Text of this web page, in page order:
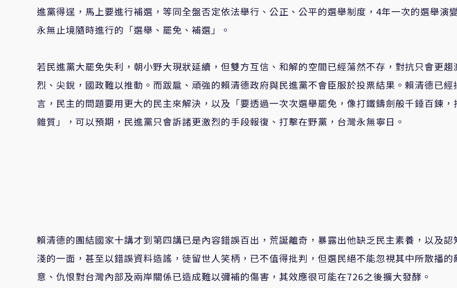
進黨得逞，馬上要進行補選，等同全盤否定依法舉行、公正、公平的選舉制度，4年一次的選舉演
永無止境隨時進行的「選舉、罷免、補選」。
若民進黨大罷免失利，朝小野大現狀延續，但雙方互信、和解的空間已經蕩然不存，對抗只會更趨
烈、尖銳，國政難以推動。而跋扈、頑強的賴清德政府與民進黨不會臣服於投票結果。賴清德已經
言，民主的問題要用更大的民主來解決，以及「要透過一次次選舉罷免，像打鐵鑄劍般千錘百鍊，
雜質」，可以預期，民進黨只會訴諸更激烈的手段報復、打擊在野黨，台灣永無寧日。
賴清德的團結國家十講才到第四講已是內容錯誤百出，荒誕離奇，暴露出他缺乏民主素養，以及認
淺的一面，甚至以錯誤資料造謠，徒留世人笑柄，已不值得批判，但選民絕不能忽視其中所散播的
意、仇恨對台灣內部及兩岸關係已造成難以彌補的傷害，其效應很可能在726之後擴大發酵。